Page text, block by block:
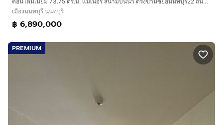
เมืองนนทบุรี นนทบุรี
฿ 6,890,000
PREMIUM